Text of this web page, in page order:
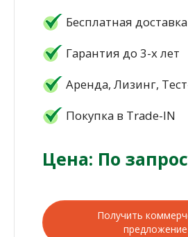
Бесплатная
Гарантия до 3-х лет
Аренда, Лизинг,
Покупка в Trade-IN
Цена: По
Получить
предложение